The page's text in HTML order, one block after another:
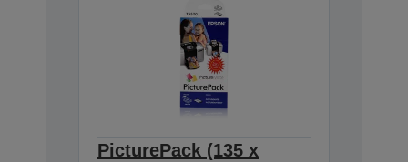
PicturePack (135 x